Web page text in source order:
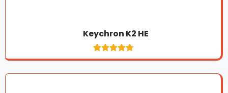
Keychron K2 HE
Noté
sur 5
1